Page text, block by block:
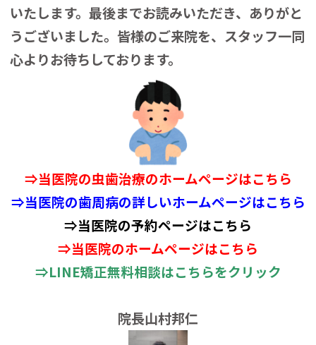
いたします。最後までお読みいただき、ありがと
うございました。皆様のご来院を、スタッフ一同
心よりお待ちしております。
⇒当医院の虫歯治療のホームページはこちら
⇒当医院の歯周病の詳しいホームページはこちら
⇒当医院の予約ページはこちら
⇒当医院のホームページはこちら
⇒LINE矯正無料相談はこちらをクリック
院長山村邦仁